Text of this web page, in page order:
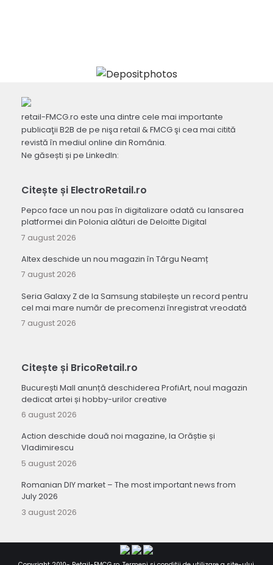
retail-FMCG.ro este una dintre cele mai importante
publicaţii B2B de pe nişa retail & FMCG şi cea mai citită
revistă în mediul online din România.
Ne găsești și pe LinkedIn:
Citește și ElectroRetail.ro
Pepco face un nou pas în digitalizare odată cu lansarea
platformei din Polonia alături de Deloitte Digital
7 august 2026
Altex deschide un nou magazin în Târgu Neamț
7 august 2026
Seria Galaxy Z de la Samsung stabilește un record pentru
cel mai mare număr de precomenzi înregistrat vreodată
7 august 2026
Citește și BricoRetail.ro
București Mall anunță deschiderea ProfiArt, noul magazin
dedicat artei și hobby-urilor creative
6 august 2026
Action deschide două noi magazine, la Orăștie și
Vladimirescu
5 august 2026
Romanian DIY market – The most important news from
July 2026
3 august 2026